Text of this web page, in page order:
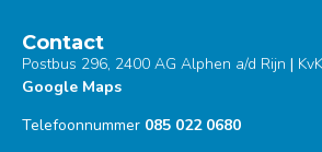
Contact
Postbus 296, 2400 AG Alphen a/d Rijn |
Google Maps
Telefoonnummer 085 022 0680